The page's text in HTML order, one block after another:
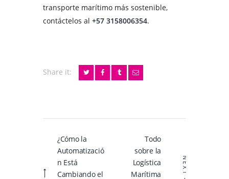
transporte marítimo más sostenible,
contáctelos al +57 3158006354.
Share it:
de
entradas
Previous
post:
¿Cómo la
Automatizació
n Está
Cambiando el
NEXT
Todo
sobre la
Logística
Marítima